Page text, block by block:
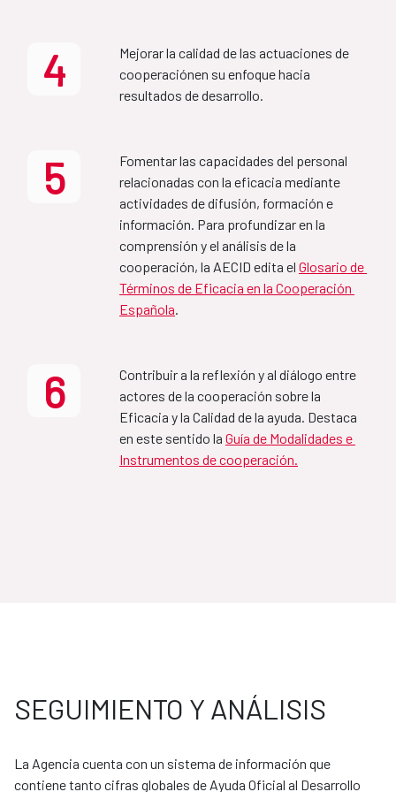
MAP Etiopía-España
Country Partnership
Framework Ethiopia-Spain
2022-2027
MAP Bolivia-España
MAP Mozambique-España
España-Colombia
2025-2029
Aprobado por el Consejo Rector de la Agencia, el 16
de junio de 2025 y publicado en junio de 2025
Informe Seguimiento Plan
Acción 2025
Plan de acción 2026
Aprobado por el Consejo Rector de la Agencia, el 30
4
Mejorar la calidad de las actuaciones de
cooperaciónen su enfoque hacia
resultados de desarrollo.
5
Fomentar las capacidades del personal
relacionadas con la eficacia mediante
actividades de difusión, formación e
información. Para profundizar en la
comprensión y el análisis de la
cooperación, la AECID edita el Glosario de
Términos de Eficacia en la Cooperación
Española.
6
Contribuir a la reflexión y al diálogo entre
actores de la cooperación sobre la
Eficacia y la Calidad de la ayuda. Destaca
en este sentido la Guía de Modalidades e
Instrumentos de cooperación.
SEGUIMIENTO Y ANÁLISIS
La Agencia cuenta con un sistema de información que
contiene tanto cifras globales de Ayuda Oficial al Desarrollo